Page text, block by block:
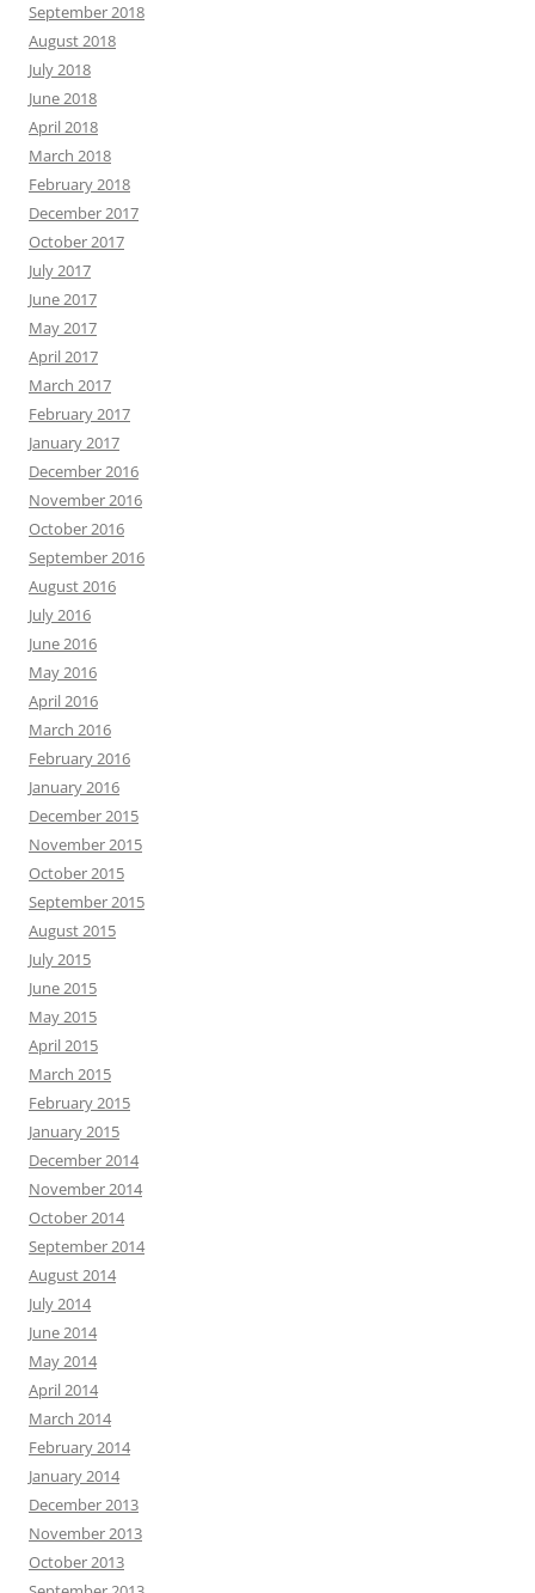
September 2018
August 2018
July 2018
June 2018
April 2018
March 2018
February 2018
December 2017
October 2017
July 2017
June 2017
May 2017
April 2017
March 2017
February 2017
January 2017
December 2016
November 2016
October 2016
September 2016
August 2016
July 2016
June 2016
May 2016
April 2016
March 2016
February 2016
January 2016
December 2015
November 2015
October 2015
September 2015
August 2015
July 2015
June 2015
May 2015
April 2015
March 2015
February 2015
January 2015
December 2014
November 2014
October 2014
September 2014
August 2014
July 2014
June 2014
May 2014
April 2014
March 2014
February 2014
January 2014
December 2013
November 2013
October 2013